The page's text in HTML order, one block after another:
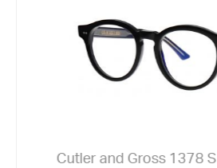
Cutler and Gross 1378 S